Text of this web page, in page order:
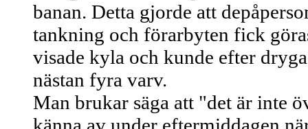
banan. Detta gjorde att
tankning och förarbyten fick
visade kyla och kunde efter
nästan fyra varv.
Man brukar säga att "det är inte